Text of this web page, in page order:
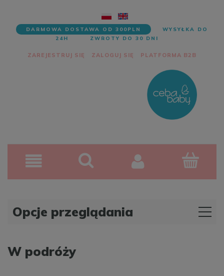
DARMOWA DOSTAWA OD 300PLN
WYSYŁKA DO
24H
ZWROTY DO 30 DNI
ZAREJESTRUJ SIĘ ZALOGUJ SIĘ PLATFORMA B2B
Opcje przeglądania
W podróży